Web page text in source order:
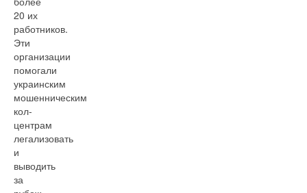
20 их
работников.
Эти
организации
помогали
украинским
мошенническим
кол-
центрам
легализовать
и
выводить
за